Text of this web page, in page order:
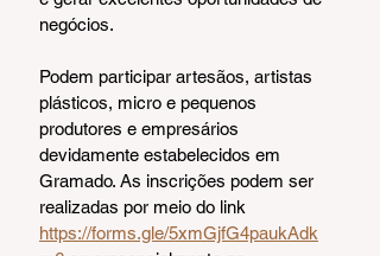
negócios.
Podem participar artesãos, artistas
plásticos, micro e pequenos
produtores e empresários
devidamente estabelecidos em
Gramado. As inscrições podem ser
realizadas por meio do link
https://forms.gle/5xmGjfG4paukAdk